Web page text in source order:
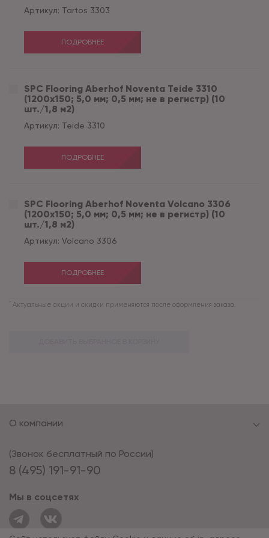
Артикул: Tartos 3303
ПОДРОБНЕЕ
SPC Flooring Aberhof Noventa Teide 3310
(1200х150; 5,0 мм; 0,5 мм; не в регистр) (10
шт./1,8 м2)
Артикул: Teide 3310
ПОДРОБНЕЕ
SPC Flooring Aberhof Noventa Volcano 3306
(1200х150; 5,0 мм; 0,5 мм; не в регистр) (10
шт./1,8 м2)
Артикул: Volcano 3306
ПОДРОБНЕЕ
* Актуальные акции и скидки применяются после оформления заказа.
8 (495) 191-91-90
(Звонок бесплатный по России)
Мы в соцсетях
О компании